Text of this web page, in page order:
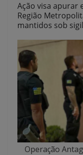
Ação visa apurar
Região
mantidos sob
Operação